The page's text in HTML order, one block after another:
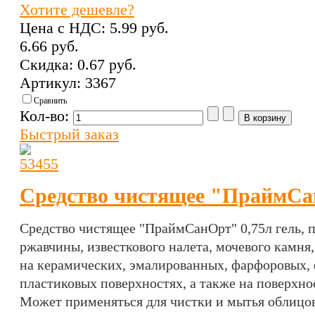
Хотите дешевле?
Цена с НДС: 5.99 pуб.
6.66 pуб.
Скидка: 0.67 pуб.
Артикул: 3367
Сравнить
Кол-во:
Быстрый заказ
Средство чистящее
Средство чистящее "ПраймСанОрт" 0,75л гель,
ржавчины, известкового налета, мочевого
на керамических, эмалированных,
пластиковых поверхностях, а также на
Может применяться для чистки и мытья